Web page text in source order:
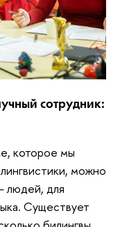
сотрудник:
которое мы
можно
людей, для
Существует